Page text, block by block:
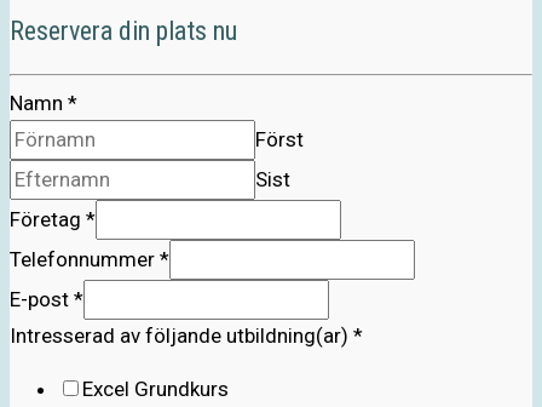
Reservera din plats nu
Namn *
Först
Sist
Företag *
Telefonnummer *
E-post *
Intresserad av följande utbildning(ar) *
Excel Grundkurs